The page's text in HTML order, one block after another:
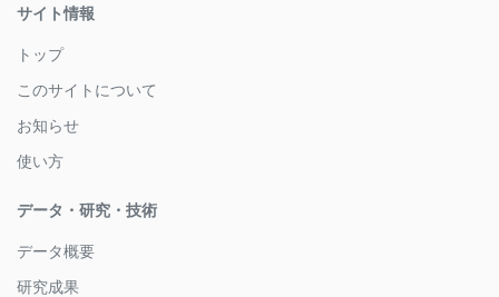
サイト情報
トップ
このサイトについて
お知らせ
使い方
データ・研究・技術
データ概要
研究成果